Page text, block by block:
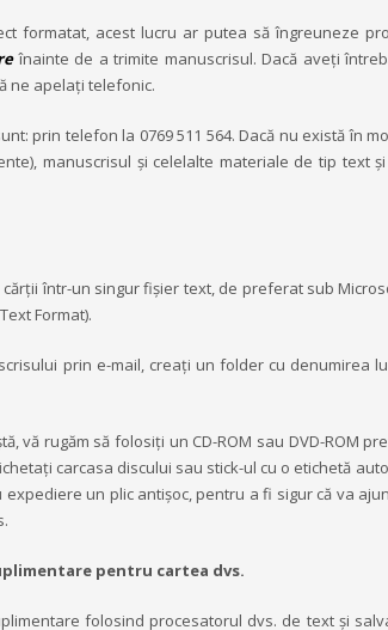
formatat, acest lucru ar putea să îngreuneze
înainte de a trimite manuscrisul. Dacă aveți
ne apelați telefonic.
prin telefon la 0769 511 564. Dacă nu există în
manuscrisul și celelalte materiale de tip text
într-un singur fișier text, de preferat sub
Format).
prin e-mail, creați un folder cu denumirea
vă rugăm să folosiți un CD-ROM sau DVD-ROM
carcasa discului sau stick-ul cu o etichetă
un plic antișoc, pentru a fi sigur că va
pentru cartea dvs.
folosind procesatorul dvs. de text și